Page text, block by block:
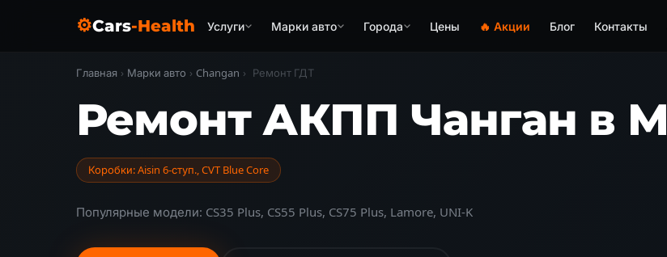
⚙Cars-Health Услуги Марки авто Города Цены 🔥 Акции Блог Контакты
Главная › Марки авто › Changan › Ремонт ГДТ
Ремонт АКПП Чанган в
Коробки: Aisin 6-ступ., CVT Blue Core
Популярные модели: CS35 Plus, CS55 Plus, CS75 Plus, Lamore, UNI-K